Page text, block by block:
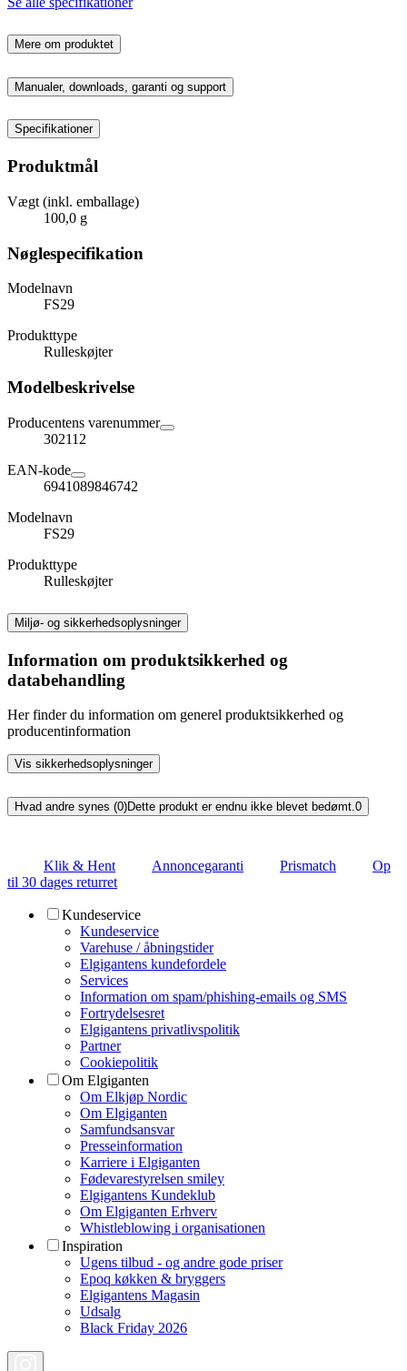
Mere om produktet
Manualer, downloads, garanti og support
Specifikationer
Produktmål
Vægt (inkl. emballage)
100,0 g
Nøglespecifikation
Modelnavn
FS29
Produkttype
Rulleskøjter
Modelbeskrivelse
Producentens varenummer
302112
EAN-kode
6941089846742
Modelnavn
FS29
Produkttype
Rulleskøjter
Miljø- og sikkerhedsoplysninger
Information om produktsikkerhed og
databehandling
Her finder du information om generel produktsikkerhed og
producentinformation
Vis sikkerhedsoplysninger
Hvad andre synes (0)Dette produkt er endnu ikke blevet bedømt.0
Klik & Hent Annoncegaranti Prismatch
Op
til 30 dages returret
Kundeservice
Kundeservice
Varehuse / åbningstider
Elgigantens kundefordele
Services
Information om spam/phishing-emails og SMS
Fortrydelsesret
Elgigantens privatlivspolitik
Partner
Cookiepolitik
Om Elgiganten
Om Elkjøp Nordic
Om Elgiganten
Samfundsansvar
Presseinformation
Karriere i Elgiganten
Fødevarestyrelsen smiley
Elgigantens Kundeklub
Om Elgiganten Erhverv
Whistleblowing i organisationen
Inspiration
Ugens tilbud - og andre gode priser
Epoq køkken & bryggers
Elgigantens Magasin
Udsalg
Black Friday 2026